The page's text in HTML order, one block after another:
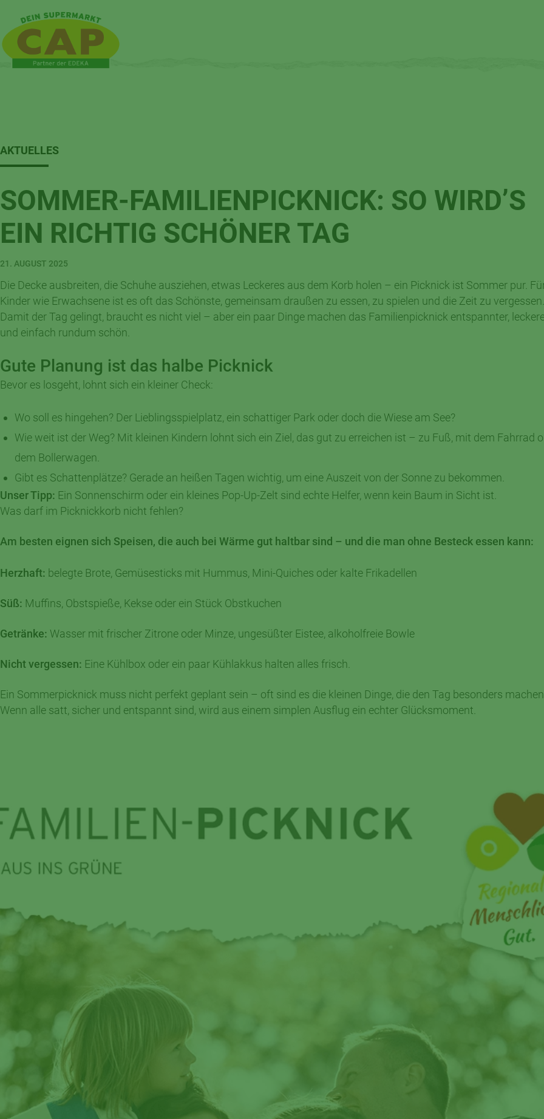
AKTUELLES
SOMMER-FAMILIENPICKNICK: SO WIRD’S
EIN RICHTIG SCHÖNER TAG
21. AUGUST 2025
Die Decke ausbreiten, die Schuhe ausziehen, etwas Leckeres aus dem Korb holen – ein Picknick ist Sommer pur.
Kinder wie Erwachsene ist es oft das Schönste, gemeinsam draußen zu essen, zu spielen und die Zeit zu vergessen.
Damit der Tag gelingt, braucht es nicht viel – aber ein paar Dinge machen das Familienpicknick entspannter,
und einfach rundum schön.
Gute Planung ist das halbe Picknick
Bevor es losgeht, lohnt sich ein kleiner Check:
Wo soll es hingehen? Der Lieblingsspielplatz, ein schattiger Park oder doch die Wiese am See?
Wie weit ist der Weg? Mit kleinen Kindern lohnt sich ein Ziel, das gut zu erreichen ist – zu Fuß, mit dem Fahrrad
dem Bollerwagen.
Gibt es Schattenplätze? Gerade an heißen Tagen wichtig, um eine Auszeit von der Sonne zu bekommen.
Unser Tipp: Ein Sonnenschirm oder ein kleines Pop-Up-Zelt sind echte Helfer, wenn kein Baum in Sicht ist.
Was darf im Picknickkorb nicht fehlen?
Am besten eignen sich Speisen, die auch bei Wärme gut haltbar sind – und die man ohne Besteck essen kann:
Herzhaft: belegte Brote, Gemüsesticks mit Hummus, Mini-Quiches oder kalte Frikadellen
Süß: Muffins, Obstspieße, Kekse oder ein Stück Obstkuchen
Getränke: Wasser mit frischer Zitrone oder Minze, ungesüßter Eistee, alkoholfreie Bowle
Nicht vergessen: Eine Kühlbox oder ein paar Kühlakkus halten alles frisch.
Ein Sommerpicknick muss nicht perfekt geplant sein – oft sind es die kleinen Dinge, die den Tag besonders
Wenn alle satt, sicher und entspannt sind, wird aus einem simplen Ausflug ein echter Glücksmoment.